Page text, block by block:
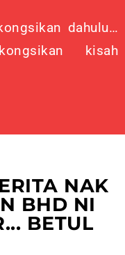
dahulu…
kisah
NAK
BHD NI
BETUL